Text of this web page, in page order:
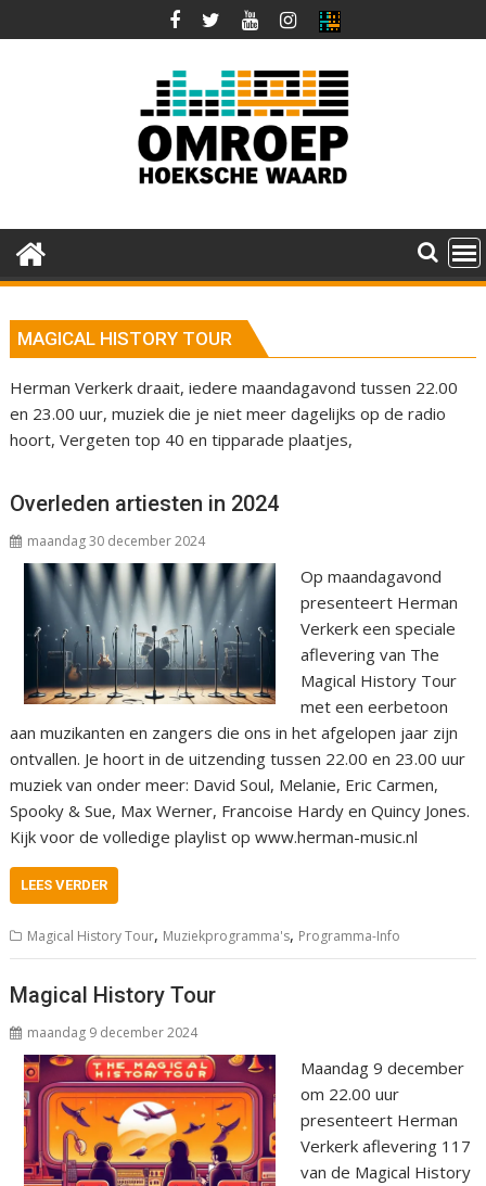
naar
MAGICAL HISTORY TOUR
Herman Verkerk draait, iedere maandagavond tussen 22.00
en 23.00 uur, muziek die je niet meer dagelijks op de radio
hoort, Vergeten top 40 en tipparade plaatjes,
Overleden artiesten in 2024
maandag 30 december 2024
Op maandagavond
presenteert Herman
Verkerk een speciale
aflevering van The
Magical History Tour
met een eerbetoon
aan muzikanten en zangers die ons in het afgelopen jaar zijn
ontvallen. Je hoort in de uitzending tussen 22.00 en 23.00 uur
muziek van onder meer: David Soul, Melanie, Eric Carmen,
Spooky & Sue, Max Werner, Francoise Hardy en Quincy Jones.
Kijk voor de volledige playlist op www.herman-music.nl
LEES VERDER
Magical History Tour, Muziekprogramma's, Programma-Info
Magical History Tour
maandag 9 december 2024
Maandag 9 december
om 22.00 uur
presenteert Herman
Verkerk aflevering 117
van de Magical History